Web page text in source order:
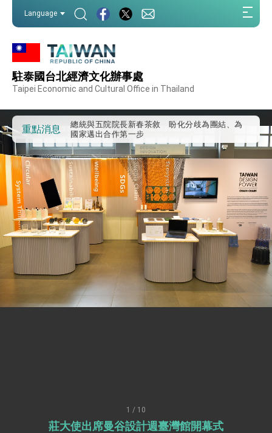
Language
駐泰國台北經濟文化辦事處
Taipei Economic and Cultural Office in Thailand
重點消息
事處」，進一步深化台美交流合作
第一屆亞太在宅醫療大會開幕 總統盼分享臺灣
外交部發布WHA文宣影片「台灣醫療點亮世界」
及「台灣智慧醫療與健康產業展」預告短片，向
世界展現台灣守護全球健康的創新能量
總統出訪史瓦帝尼返國談話 強調臺灣人有權利
走向世界 盼與理念相近國家共同維護國際秩序
訪問
總統與五院院長新春茶敘 盼化分歧為團結、為
國家邁出合作第一步
總統農曆春節談話
台美貿易協議完成簽署達成6大目標、創5大歷史
性突破 總統強調將以3大面向加速臺灣經濟轉型
升級 籲請立院全力支持並盡速通過
臺美簽署「對等貿易協定」確立對等關稅15%且不
疊加 我輸美2072項產品豁免對等關稅
總統接受「法新社」（AFP）專訪內容
外交部長林佳龍於《外交事務》撰文指出：自由
世界 需要台灣，團結合作方能守護繁榮
外交部長林佳龍出席《台灣光華雜誌》50週年慶
「見證蛻變，分享世界的光華」開幕式，期許數
位轉 型迎向下個50年
總統主持「台美經濟繁榮夥伴對話」記者會 說
明臺美合作三大戰略方向 盼與民主夥伴共同引
臺美經貿談判獲階段性成果 卓揆期勉爭取時間完
成「臺美對等貿易協定」簽署
1 / 10
莊大使出席曼谷設計週臺灣館開幕式